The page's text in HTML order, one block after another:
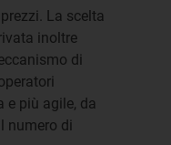
La scelta
inoltre
di
più agile, da
numero di